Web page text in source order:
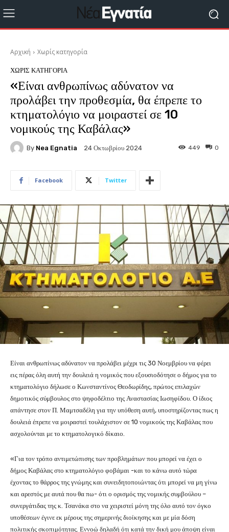
Αρχική Χωρίς κατηγορία
ΧΩΡΊΣ ΚΑΤΗΓΟΡΊΑ
«Είναι ανθρωπίνως αδύνατον να
προλάβει την προθεσμία, θα έπρεπε το
κτηματολόγιο να μοιραστεί σε 10
νομικούς της Καβάλας»
By Nea Egnatia 24 Οκτωβρίου 2024 0
449
Facebook Twitter
Είναι ανθρωπίνως αδύνατον να προλάβει μέχρι τις 30 Νοεμβρίου να φέρει
εις πέρας όλη αυτή την δουλειά η νομικός που εξουσιοδότησε ο δήμος για το
κτηματολόγιο δήλωσε ο Κωνσταντίνος Θεοδωρίδης, πρώτος επιλαχών
δημοτικός σύμβουλος στο ψηφοδέλτιο της Αναστασίας Ιωσηφίδου. Ο ίδιος
απάντησε στον Π. Μαμτσαδέλη για την υπόθεση αυτή, υποστηρίζοντας πως η
δουλειά έπρεπε να μοιραστεί τουλάχιστον σε 10 νομικούς της Καβάλας που
ασχολούνται με το κτηματολογικό δίκαιο.
«Για τον τρόπο αντιμετώπισης των προβλημάτων που μπορεί να έχει ο
δήμος Καβάλας στο κτηματολόγιο φοβάμαι -και το κάνω αυτό τώρα
έχοντας το θάρρος της γνώμης και συνειδητοποιώντας ότι μπορεί να μη γίνω
και αρεστός με αυτά που θα πω- ότι ο ορισμός της νομικής συμβούλου –
συνεργάτιδας της κ. Τσανάκα στο να χειριστεί μόνη της όλο αυτό τον όγκο
υποθέσεων έγινε εκ μέρους της σημερινής διοίκησης και με μία δόση
πολιτικής σκοπιμότητας. Εννοώ δηλαδή ότι κατά την δική μου άποψη είναι